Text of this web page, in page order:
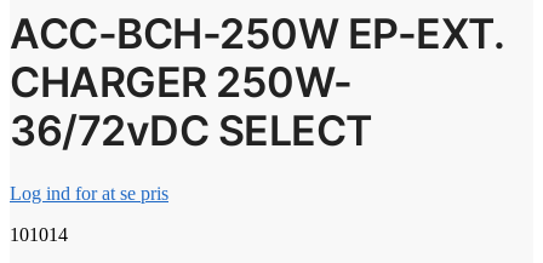
ACC-BCH-250W EP-EXT.
CHARGER 250W-
36/72vDC SELECT
Log ind for at se pris
101014